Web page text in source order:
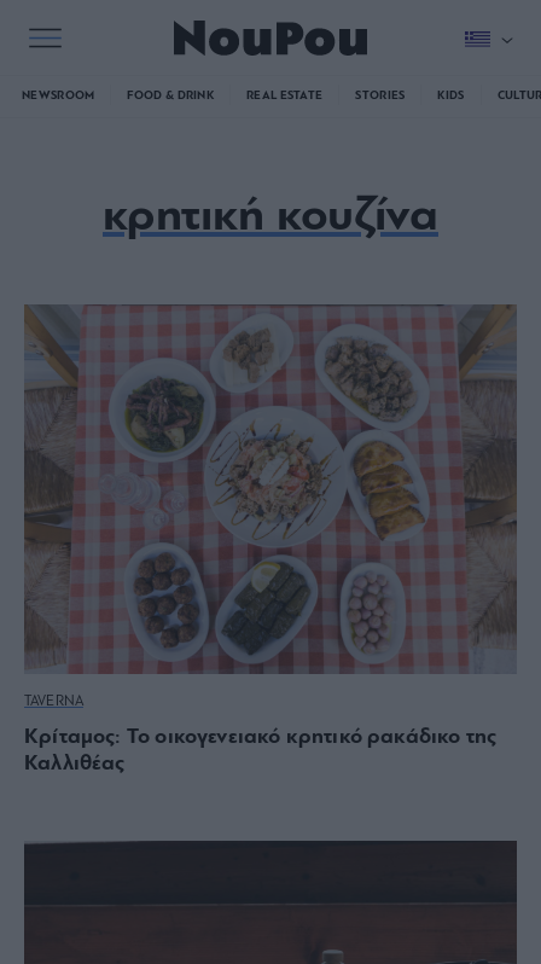
NEWSROOM FOOD & DRINK REAL ESTATE STORIES KIDS
κρητική κουζίνα
TAVERNA
Κρίταμος: Το οικογενειακό κρητικό ρακάδικο της
Καλλιθέας